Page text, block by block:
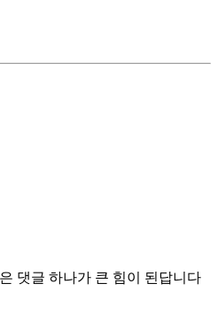
댓글 하나가 큰 힘이 된답니다